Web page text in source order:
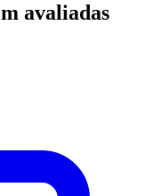
avaliadas